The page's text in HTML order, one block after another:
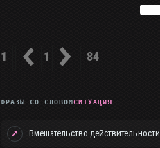
1 1 84
ФРАЗЫ СО СЛОВОМСИТУАЦИЯ
↗ Вмешательство действительности